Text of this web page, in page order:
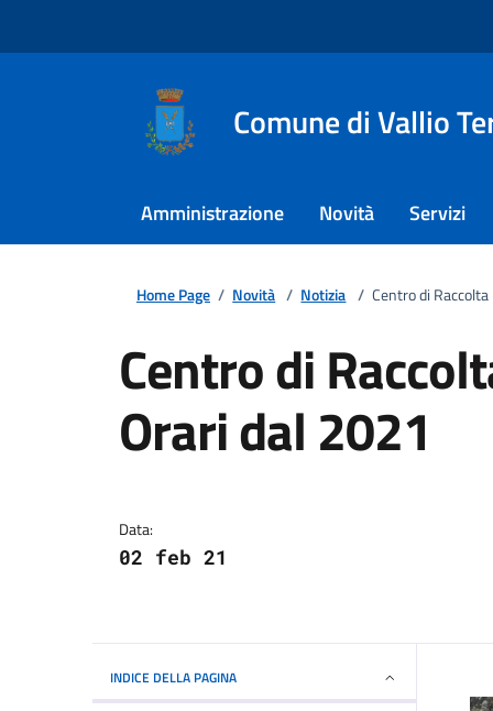
Comune di Vallio
Amministrazione Novità Servizi
Home Page / Novità / Notizia / Centro di
Centro di
Orari dal 2021
Data:
02 feb 21
INDICE DELLA PAGINA